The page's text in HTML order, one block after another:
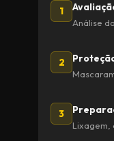
1
Análise
2
3
Lixagem,